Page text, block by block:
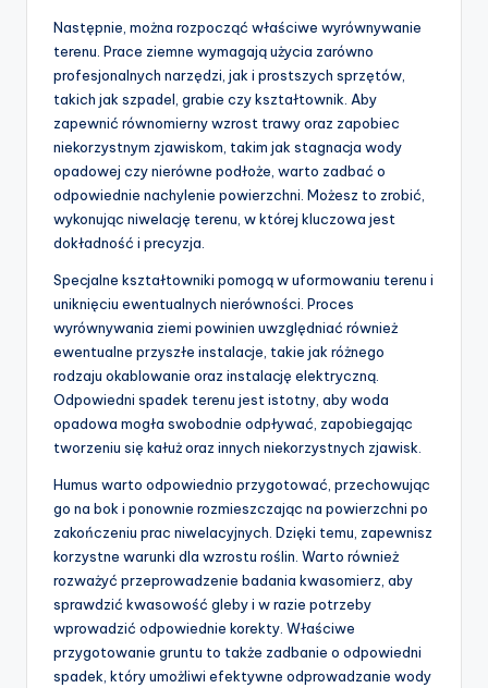
Następnie, można rozpocząć właściwe wyrównywanie
terenu. Prace ziemne wymagają użycia zarówno
profesjonalnych narzędzi, jak i prostszych sprzętów,
takich jak szpadel, grabie czy kształtownik. Aby
zapewnić równomierny wzrost trawy oraz zapobiec
niekorzystnym zjawiskom, takim jak stagnacja wody
opadowej czy nierówne podłoże, warto zadbać o
odpowiednie nachylenie powierzchni. Możesz to zrobić,
wykonując niwelację terenu, w której kluczowa jest
dokładność i precyzja.
Specjalne kształtowniki pomogą w uformowaniu terenu i
uniknięciu ewentualnych nierówności. Proces
wyrównywania ziemi powinien uwzględniać również
ewentualne przyszłe instalacje, takie jak różnego
rodzaju okablowanie oraz instalację elektryczną.
Odpowiedni spadek terenu jest istotny, aby woda
opadowa mogła swobodnie odpływać, zapobiegając
tworzeniu się kałuż oraz innych niekorzystnych zjawisk.
Humus warto odpowiednio przygotować, przechowując
go na bok i ponownie rozmieszczając na powierzchni po
zakończeniu prac niwelacyjnych. Dzięki temu, zapewnisz
korzystne warunki dla wzrostu roślin. Warto również
rozważyć przeprowadzenie badania kwasomierz, aby
sprawdzić kwasowość gleby i w razie potrzeby
wprowadzić odpowiednie korekty. Właściwe
przygotowanie gruntu to także zadbanie o odpowiedni
spadek, który umożliwi efektywne odprowadzanie wody